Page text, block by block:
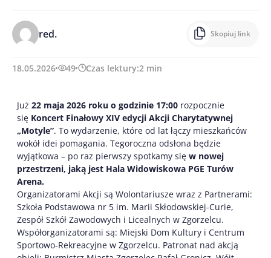
red. Skopiuj link
18.05.2026 49 Czas lektury:2 min
Już 22 maja 2026 roku o godzinie 17:00 rozpocznie
się Koncert Finałowy XIV edycji Akcji Charytatywnej
„Motyle”. To wydarzenie, które od lat łączy mieszkańców
wokół idei pomagania. Tegoroczna odsłona będzie
wyjątkowa – po raz pierwszy spotkamy się w nowej
przestrzeni, jaką jest Hala Widowiskowa PGE Turów
Arena.
Organizatorami Akcji są Wolontariusze wraz z Partnerami:
Szkoła Podstawowa nr 5 im. Marii Skłodowskiej-Curie,
Zespół Szkół Zawodowych i Licealnych w Zgorzelcu.
Współorganizatorami są: Miejski Dom Kultury i Centrum
Sportowo-Rekreacyjne w Zgorzelcu. Patronat nad akcją